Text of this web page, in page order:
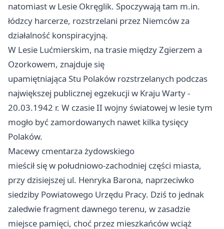
natomiast w Lesie Okręglik. Spoczywają tam m.in.
łódzcy harcerze, rozstrzelani przez Niemców za
działalność konspiracyjną.
W Lesie Lućmierskim, na trasie między Zgierzem a
Ozorkowem, znajduje się
upamiętniająca Stu Polaków rozstrzelanych podczas
największej publicznej egzekucji w Kraju Warty -
20.03.1942 r. W czasie II wojny światowej w lesie tym
mogło być zamordowanych nawet kilka tysięcy
Polaków.
Macewy cmentarza żydowskiego
mieścił się w południowo-zachodniej części miasta,
przy dzisiejszej ul. Henryka Barona, naprzeciwko
siedziby Powiatowego Urzędu Pracy. Dziś to jednak
zaledwie fragment dawnego terenu, w zasadzie
miejsce pamięci, choć przez mieszkańców wciąż